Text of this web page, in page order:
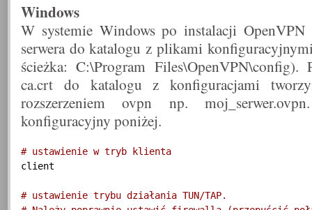
Windows
W systemie Windows po instalacji
serwera do katalogu z plikami
ścieżka: C:\Program
ca.crt do katalogu z konfiguracjami
rozszerzeniem ovpn np.
konfiguracyjny poniżej.
# ustawienie w tryb klienta
client
# ustawienie trybu działania TUN/TAP.